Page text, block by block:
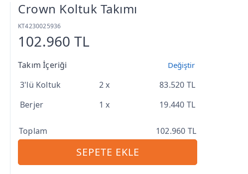
Crown Koltuk Takımı
KT4230025936
102.960 TL
Takım İçeriği Değiştir
3'lü Koltuk 2 x
83.520 TL
Berjer
1 x 19.440 TL
Toplam 102.960 TL
SEPETE EKLE